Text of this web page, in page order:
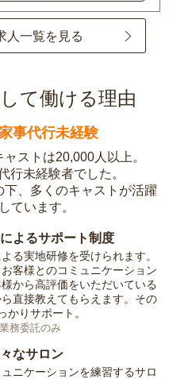
人一覧を見る
て働ける理由
事代行未経験
ストは20,000人以上。
行未経験者でした。
、多くのキャストが活躍
ています。
よるサポート制度
る実地研修を受けられます。
客様とのコミュニケーション
から高評価をいただいている
直接教えてもらえます。その
かりサポート。
務委託のみ
なサロン
ニケーションを練習するサロ